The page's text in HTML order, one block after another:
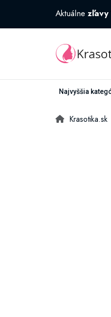
Aktuálne zľavy
Najvyššia
Krasotika.sk